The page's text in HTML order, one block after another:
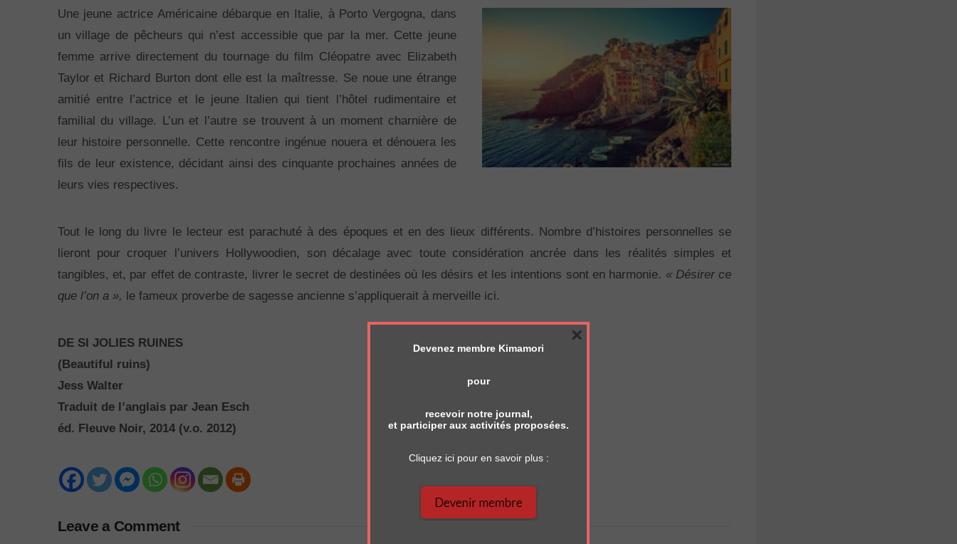
Une jeune actrice Américaine débarque en Italie, à Porto Vergogna, dans
un village de pêcheurs qui n’est accessible que par la mer. Cette jeune
femme arrive directement du tournage du film Cléopatre avec Elizabeth
Taylor et Richard Burton dont elle est la maîtresse. Se noue une étrange
amitié entre l’actrice et le jeune Italien qui tient l’hôtel rudimentaire et
familial du village. L’un et l’autre se trouvent à un moment charnière de
leur histoire personnelle. Cette rencontre ingénue nouera et dénouera les
fils de leur existence, décidant ainsi des cinquante prochaines années de
leurs vies respectives.
Tout le long du livre le lecteur est parachuté à des époques et en des lieux différents. Nombre d’histoires personnelles se
lieront pour croquer l’univers Hollywoodien, son décalage avec toute considération ancrée dans les réalités simples et
tangibles, et, par effet de contraste, livrer le secret de destinées où les désirs et les intentions sont en harmonie. « Désirer ce
que l’on a », le fameux proverbe de sagesse ancienne s’appliquerait à merveille ici.
DE SI JOLIES RUINES
(Beautiful ruins)
Jess Walter
Traduit de l’anglais par Jean Esch
éd. Fleuve Noir, 2014 (v.o. 2012)
Leave a Comment
Devenez membre Kimamori
pour
recevoir notre journal,
et participer aux activités proposées.
Cliquez ici pour en savoir plus :
×